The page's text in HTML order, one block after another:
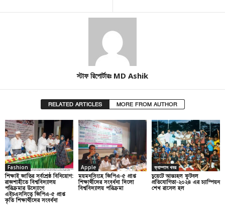
স্টাফ রিপোর্টারঃ MD Ashik
RELATED ARTICLES MORE FROM AUTHOR
Fashion
শিক্ষাই জাতির সর্বশ্রেষ্ঠ বিনিয়োগ:
রাজশাহীতে বিশ্ববিদ্যালয়
পরিক্রমার উদ্যোগে
এইচএসসিতে জিপিএ-৫ প্রাপ্ত
কৃতি শিক্ষার্থীদের সংবর্ধনা
Apple
ময়মনসিংহে জিপিএ-৫ প্রাপ্ত
শিক্ষার্থীদের সংবর্ধনা দিলো
বিশ্ববিদ্যালয় পরিক্রমা
ক্যাম্পাস খবর
চুয়েটে আন্তঃহল ফুটবল
প্রতিযোগিতা-২০২৪ এর চ্যাম্পিয়ন
শেখ রাসেল হল